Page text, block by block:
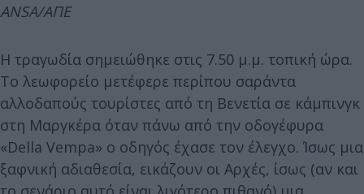
ANSA/ΑΠΕ
Η τραγωδία σημειώθηκε στις 7.50 μ.μ. τοπική ώρα.
Το λεωφορείο μετέφερε περίπου σαράντα
αλλοδαπούς τουρίστες από τη Βενετία σε κάμπινγκ
στη Μαργκέρα όταν πάνω από την οδογέφυρα
«Della Vempa» ο οδηγός έχασε τον έλεγχο. Ίσως μια
ξαφνική αδιαθεσία, εικάζουν οι Αρχές, ίσως (αν και